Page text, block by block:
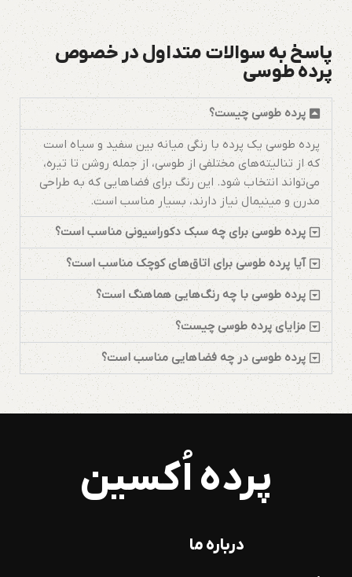
پاسخ به سوالات متداول در خصوص
پرده طوسی
پرده طوسی چیست؟
پرده طوسی یک پرده با رنگی میانه بین سفید و سیاه است
که از تنالیته‌های مختلفی از طوسی، از جمله روشن تا تیره،
می‌تواند انتخاب شود. این رنگ برای فضاهایی که به طراحی
مدرن و مینیمال نیاز دارند، بسیار مناسب است.
پرده طوسی برای چه سبک دکوراسیونی مناسب است؟
آیا پرده طوسی برای اتاق‌های کوچک مناسب است؟
پرده طوسی با چه رنگ‌هایی هماهنگ است؟
مزایای پرده طوسی چیست؟
پرده طوسی در چه فضاهایی مناسب است؟
پرده اُکسین
درباره ما